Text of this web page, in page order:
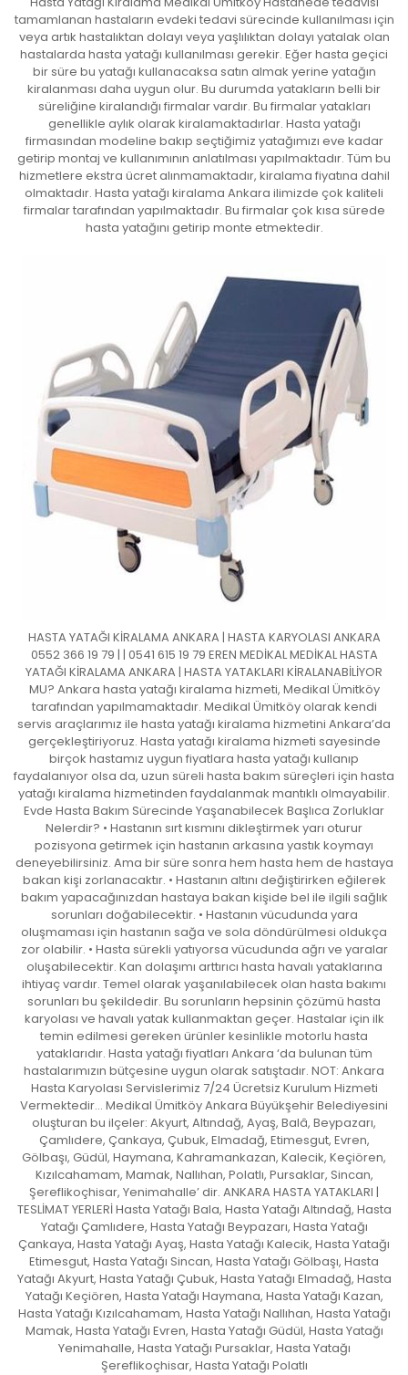
tamamlanan hastaların evdeki tedavi sürecinde kullanılması için
veya artık hastalıktan dolayı veya yaşlılıktan dolayı yatalak olan
hastalarda hasta yatağı kullanılması gerekir. Eğer hasta geçici
bir süre bu yatağı kullanacaksa satın almak yerine yatağın
kiralanması daha uygun olur. Bu durumda yatakların belli bir
süreliğine kiralandığı firmalar vardır. Bu firmalar yatakları
genellikle aylık olarak kiralamaktadırlar. Hasta yatağı
firmasından modeline bakıp seçtiğimiz yatağımızı eve kadar
getirip montaj ve kullanımının anlatılması yapılmaktadır. Tüm bu
hizmetlere ekstra ücret alınmamaktadır, kiralama fiyatına dahil
olmaktadır. Hasta yatağı kiralama Ankara ilimizde çok kaliteli
firmalar tarafından yapılmaktadır. Bu firmalar çok kısa sürede
hasta yatağını getirip monte etmektedir.
HASTA YATAĞI KİRALAMA ANKARA | HASTA KARYOLASI ANKARA
0552 366 19 79 | | 0541 615 19 79 EREN MEDİKAL MEDİKAL HASTA
YATAĞI KİRALAMA ANKARA | HASTA YATAKLARI KİRALANABİLİYOR
MU? Ankara hasta yatağı kiralama hizmeti, Medikal Ümitköy
tarafından yapılmamaktadır. Medikal Ümitköy olarak kendi
servis araçlarımız ile hasta yatağı kiralama hizmetini Ankara’da
gerçekleştiriyoruz. Hasta yatağı kiralama hizmeti sayesinde
birçok hastamız uygun fiyatlara hasta yatağı kullanıp
faydalanıyor olsa da, uzun süreli hasta bakım süreçleri için hasta
yatağı kiralama hizmetinden faydalanmak mantıklı olmayabilir.
Evde Hasta Bakım Sürecinde Yaşanabilecek Başlıca Zorluklar
Nelerdir? • Hastanın sırt kısmını dikleştirmek yarı oturur
pozisyona getirmek için hastanın arkasına yastık koymayı
deneyebilirsiniz. Ama bir süre sonra hem hasta hem de hastaya
bakan kişi zorlanacaktır. • Hastanın altını değiştirirken eğilerek
bakım yapacağınızdan hastaya bakan kişide bel ile ilgili sağlık
sorunları doğabilecektir. • Hastanın vücudunda yara
oluşmaması için hastanın sağa ve sola döndürülmesi oldukça
zor olabilir. • Hasta sürekli yatıyorsa vücudunda ağrı ve yaralar
oluşabilecektir. Kan dolaşımı arttırıcı hasta havalı yataklarına
ihtiyaç vardır. Temel olarak yaşanılabilecek olan hasta bakımı
sorunları bu şekildedir. Bu sorunların hepsinin çözümü hasta
karyolası ve havalı yatak kullanmaktan geçer. Hastalar için ilk
temin edilmesi gereken ürünler kesinlikle motorlu hasta
yataklarıdır. Hasta yatağı fiyatları Ankara ‘da bulunan tüm
hastalarımızın bütçesine uygun olarak satıştadır. NOT: Ankara
Hasta Karyolası Servislerimiz 7/24 Ücretsiz Kurulum Hizmeti
Vermektedir… Medikal Ümitköy Ankara Büyükşehir Belediyesini
oluşturan bu ilçeler: Akyurt, Altındağ, Ayaş, Balâ, Beypazarı,
Çamlıdere, Çankaya, Çubuk, Elmadağ, Etimesgut, Evren,
Gölbaşı, Güdül, Haymana, Kahramankazan, Kalecik, Keçiören,
Kızılcahamam, Mamak, Nallıhan, Polatlı, Pursaklar, Sincan,
Şereflikoçhisar, Yenimahalle’ dir. ANKARA HASTA YATAKLARI |
TESLİMAT YERLERİ Hasta Yatağı Bala, Hasta Yatağı Altındağ, Hasta
Yatağı Çamlıdere, Hasta Yatağı Beypazarı, Hasta Yatağı
Çankaya, Hasta Yatağı Ayaş, Hasta Yatağı Kalecik, Hasta Yatağı
Etimesgut, Hasta Yatağı Sincan, Hasta Yatağı Gölbaşı, Hasta
Yatağı Akyurt, Hasta Yatağı Çubuk, Hasta Yatağı Elmadağ, Hasta
Yatağı Keçiören, Hasta Yatağı Haymana, Hasta Yatağı Kazan,
Hasta Yatağı Kızılcahamam, Hasta Yatağı Nallıhan, Hasta Yatağı
Mamak, Hasta Yatağı Evren, Hasta Yatağı Güdül, Hasta Yatağı
Yenimahalle, Hasta Yatağı Pursaklar, Hasta Yatağı
Şereflikoçhisar, Hasta Yatağı Polatlı